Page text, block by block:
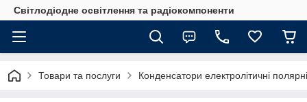
Світлодіодне освітлення та радіокомпоненти
Товари та послуги Конденсатори електролітичні